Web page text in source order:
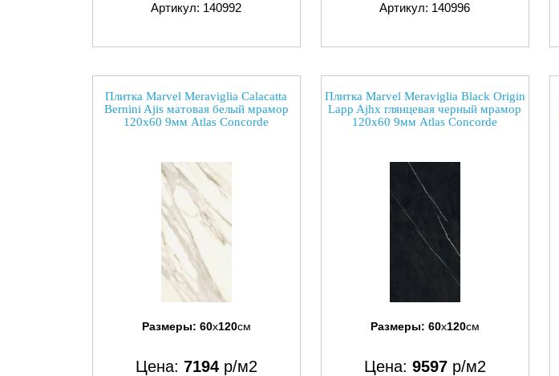
Артикул: 140992 Артикул: 140996
Плитка Marvel Meraviglia Calacatta
Bernini Ajis матовая белый мрамор
120x60 9мм Atlas Concorde
Размеры: 60x120см
Цена: 7194р/м2
Плитка Marvel Meraviglia Black Origin
Lapp Ajhx глянцевая черный мрамор
120x60 9мм Atlas Concorde
Размеры: 60x120см
Цена: 9597р/м2